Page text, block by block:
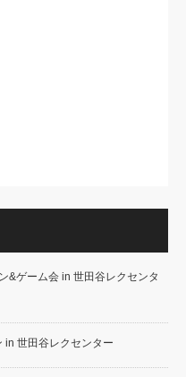
&ゲーム会 in 世田谷レクセンタ
in 世田谷レクセンター